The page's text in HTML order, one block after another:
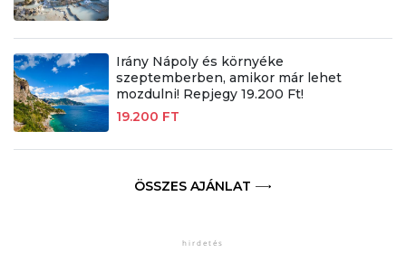
Irány Nápoly és környéke
szeptemberben, amikor már lehet
mozdulni! Repjegy 19.200 Ft!
19.200 FT
ÖSSZES AJÁNLAT